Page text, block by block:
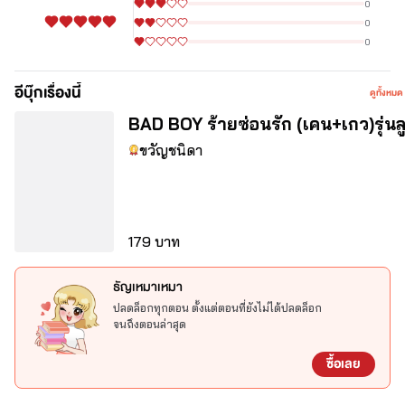
เกวลิน กลิ่นดรุณ
(จากเรื่อง BAD BOY รักหลอกลวง)
"เธอหิวเงินจนอยากนอนกับฉันจนตัวสั่นแล้วสินะ"
เจียมตัวอย่างเธอกลับไปหลงรักคนที่ไร้หัวใจอย่างเขาเข้าจนได้
นิยายทุกเรื่​องที่ขวัญชนิดาแต่ง​เป็นลิขสิทธิ์​ของนักเขียน​ขวัญ​ชนิดา
เท่านั้น​
สงวนลิขสิทธิ์ตามพระราชบัญญัติลิขสิทธิ์ พ.ศ. 2537 ห้ามคัดลอก
ทำซ้ำ ดัดแปลงหรือนำส่วนไดส่วนหนึ่งในนิยายไปเผยแพร่ไม่ว่ากรณี
0
0
0
อีบุ๊กเรื่องนี้ ดูทั้งหมด
BAD BOY ร้ายซ่อนรัก (เคน+เกว)รุ่น
ขวัญชนิดา
179 บาท
ธัญเหมาเหมา
ปลดล็อกทุกตอน ตั้งแต่ตอนที่ยังไม่ได้ปลดล็อก
จนถึงตอนล่าสุด
ซื้อเลย